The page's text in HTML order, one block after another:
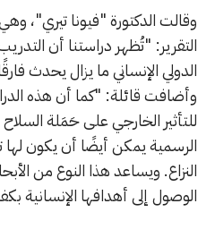
وقالت الدكتورة "فيونا تيري"،
التقرير: "تُظهر دراستنا أن
الدولي الإنساني ما يزال يحدث
وأضافت قائلة: "كما أن هذه
للتأثير الخارجي على حَمَلة
الرسمية يمكن أيضًا أن يكون لها
النزاع. ويساعد هذا النوع من
الوصول إلى أهدافها الإنسانية